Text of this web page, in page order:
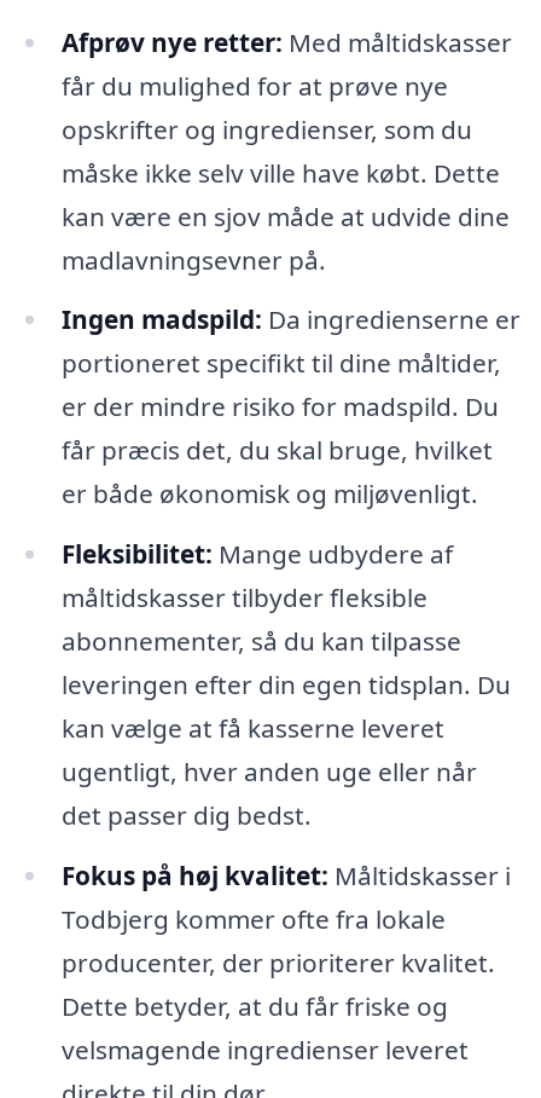
Afprøv nye retter: Med måltidskasser
får du mulighed for at prøve nye
opskrifter og ingredienser, som du
måske ikke selv ville have købt. Dette
kan være en sjov måde at udvide dine
madlavningsevner på.
Ingen madspild: Da ingredienserne er
portioneret specifikt til dine måltider,
er der mindre risiko for madspild. Du
får præcis det, du skal bruge, hvilket
er både økonomisk og miljøvenligt.
Fleksibilitet: Mange udbydere af
måltidskasser tilbyder fleksible
abonnementer, så du kan tilpasse
leveringen efter din egen tidsplan. Du
kan vælge at få kasserne leveret
ugentligt, hver anden uge eller når
det passer dig bedst.
Fokus på høj kvalitet: Måltidskasser i
Todbjerg kommer ofte fra lokale
producenter, der prioriterer kvalitet.
Dette betyder, at du får friske og
velsmagende ingredienser leveret